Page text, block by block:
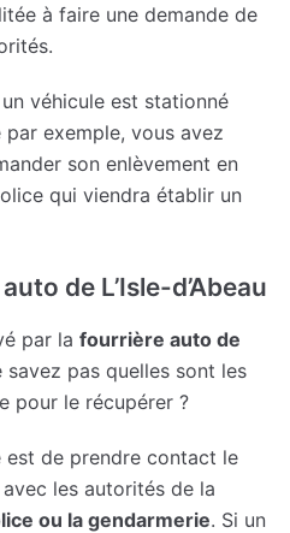
à faire une demande de
véhicule est stationné
exemple, vous avez
son enlèvement en
qui viendra établir un
de L’Isle-d’Abeau
par la fourrière auto de
savez pas quelles sont les
pour le récupérer ?
est de prendre contact le
les autorités de la
ou la gendarmerie. Si un